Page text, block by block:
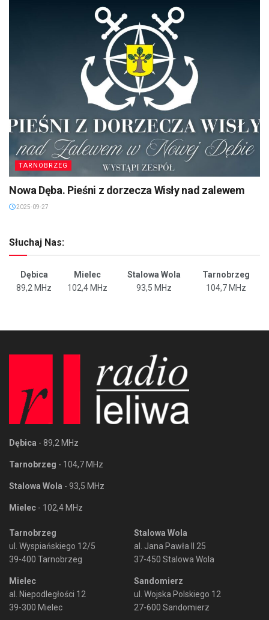
TARNOBRZEG
Nowa Dęba. Pieśni z dorzecza Wisły nad zalewem
2025-09-27
Słuchaj Nas:
Dębica Mielec Stalowa Wola
Tarnobrzeg
89,2 MHz
102,4 MHz 93,5 MHz 104,7 MHz
Dębica - 89,2 MHz
Tarnobrzeg - 104,7 MHz
Stalowa Wola - 93,5 MHz
Mielec - 102,4 MHz
Tarnobrzeg
ul. Wyspiańskiego 12/5
39-400 Tarnobrzeg
Mielec
al. Niepodległości 12
39-300 Mielec
Stalowa Wola
al. Jana Pawła II 25
37-450 Stalowa Wola
Sandomierz
ul. Wojska Polskiego 12
27-600 Sandomierz